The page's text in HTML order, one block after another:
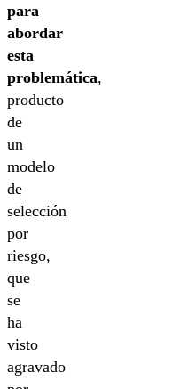
para
abordar
esta
problemática,
producto
de
un
modelo
de
selección
por
riesgo,
que
se
ha
visto
agravado